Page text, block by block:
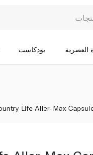
العصرية بودكاست
Life Aller-Max